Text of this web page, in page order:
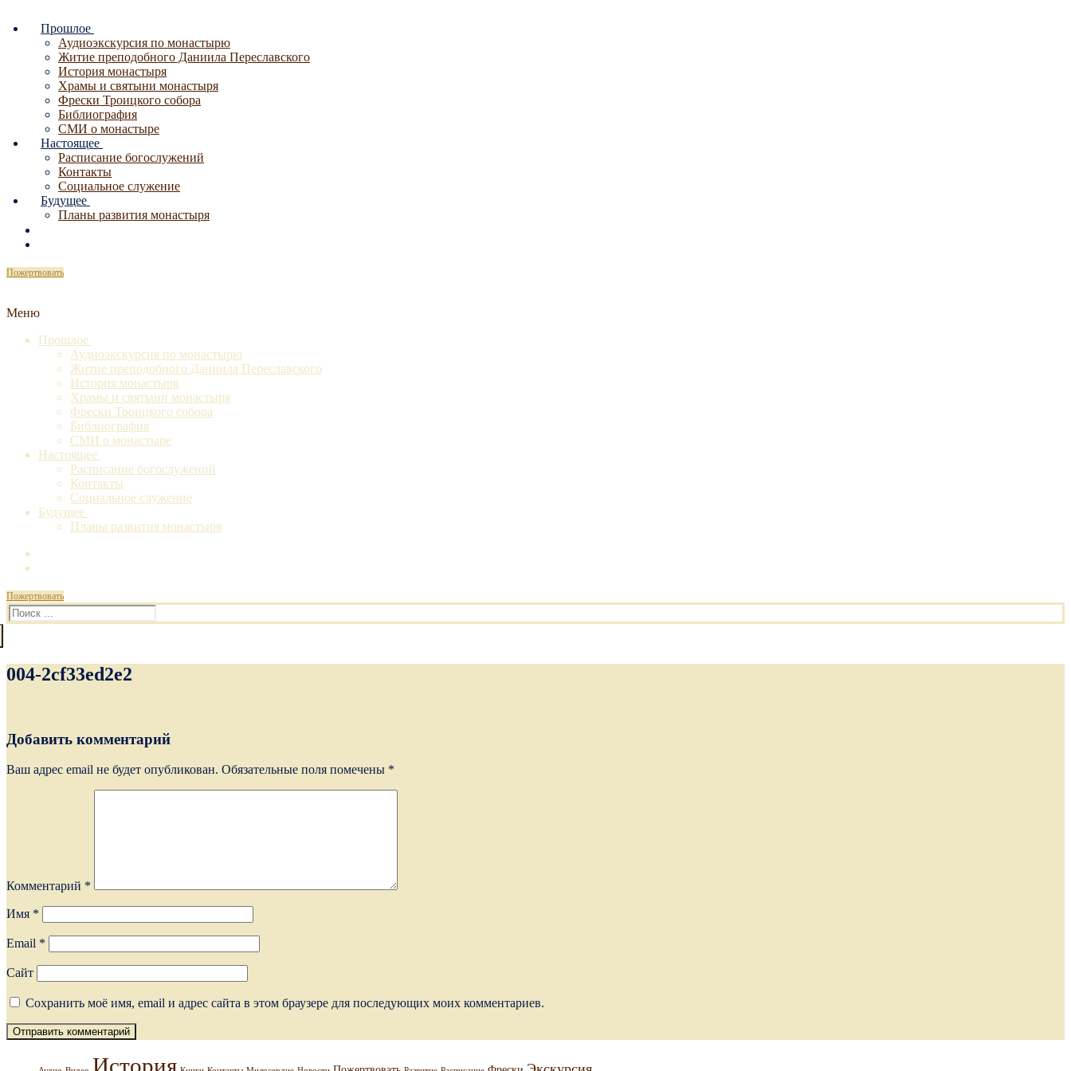
содержимому
Прошлое
Аудиоэкскурсия по монастырю
Житие преподобного Даниила Переславского
История монастыря
Храмы и святыни монастыря
Фрески Троицкого собора
Библиография
СМИ о монастыре
Настоящее
Расписание богослужений
Контакты
Социальное служение
Будущее
Планы развития монастыря
Пожертвовать
Меню
Прошлое
Аудиоэкскурсия по монастырю
Житие преподобного Даниила Переславского
История монастыря
Храмы и святыни монастыря
Фрески Троицкого собора
Библиография
СМИ о монастыре
Настоящее
Расписание богослужений
Контакты
Социальное служение
Будущее
Планы развития монастыря
Пожертвовать
Искать:
004-2cf33ed2e2
Добавить комментарий
Ваш адрес email не будет опубликован. Обязательные поля помечены *
Комментарий *
Имя *
Email *
Сайт
Сохранить моё имя, email и адрес сайта в этом браузере для последующих моих комментариев.
История